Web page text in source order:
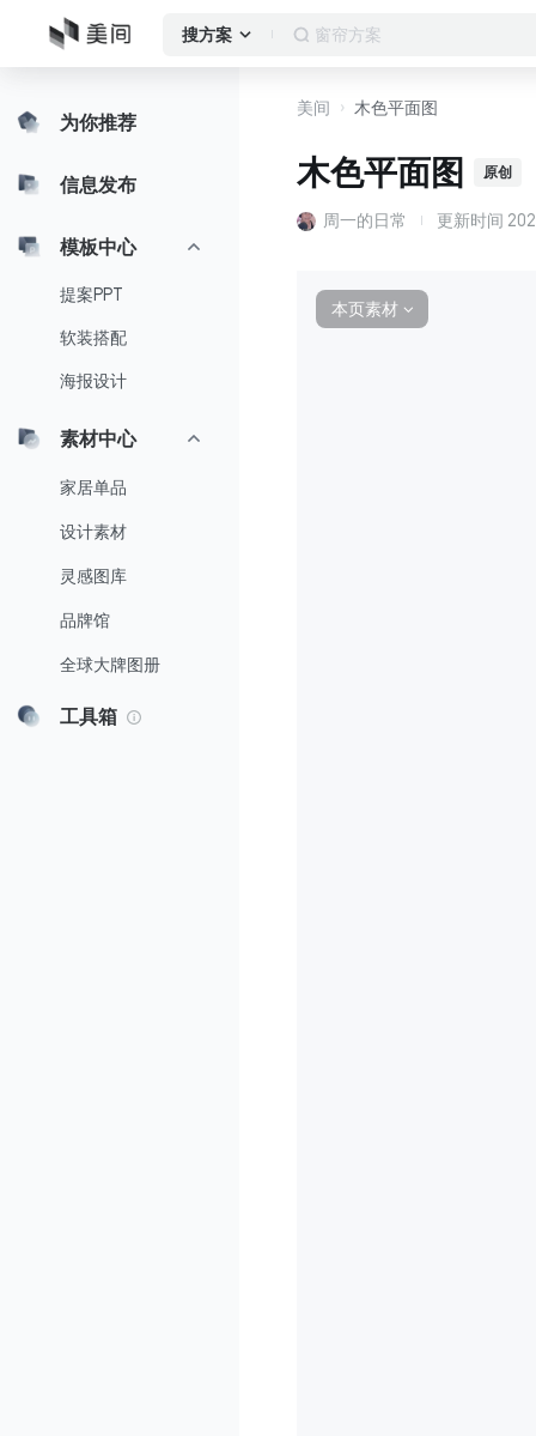
搜方案 窗帘方案
为你推荐
信息发布
模板中心
提案PPT
软装搭配
海报设计
素材中心
家居单品
设计素材
灵感图库
品牌馆
全球大牌图册
工具箱
美间 木色平面图
木色平面图 原创
周一的日常 更新时间
本页素材 ∨